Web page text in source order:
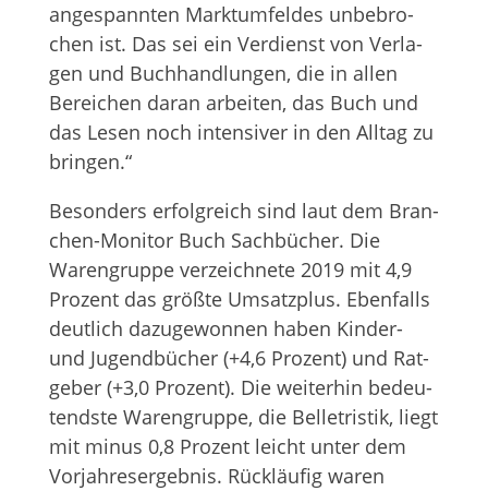
ange­spann­ten Markt­um­fel­des unbe­bro­
chen ist. Das sei ein Ver­dienst von Ver­la­
gen und Buch­hand­lun­gen, die in allen
Berei­chen daran arbei­ten, das Buch und
das Lesen noch inten­si­ver in den All­tag zu
bringen.“
Beson­ders erfolg­reich sind laut dem Bran­
chen-Moni­tor Buch Sach­bü­cher. Die
Waren­gruppe ver­zeich­nete 2019 mit 4,9
Pro­zent das größte Umsatz­plus. Eben­falls
deut­lich dazu­ge­won­nen haben Kin­der-
und Jugend­bü­cher (+4,6 Pro­zent) und Rat­
ge­ber (+3,0 Pro­zent). Die wei­ter­hin bedeu­
tendste Waren­gruppe, die Bel­le­tris­tik, liegt
mit minus 0,8 Pro­zent leicht unter dem
Vor­jah­res­er­geb­nis. Rück­läu­fig waren